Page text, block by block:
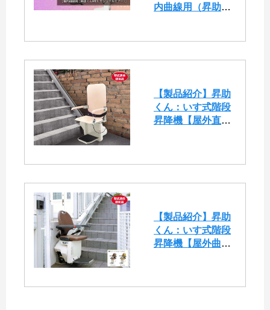
内曲線用（昇助く
【製品紹介】昇助
くん：いす式階段
昇降機【屋外直線
【製品紹介】昇助
くん：いす式階段
昇降機【屋外曲線